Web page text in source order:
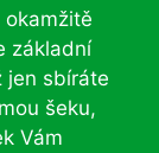
okamžitě
základní
jen sbíráte
šeku,
Vám